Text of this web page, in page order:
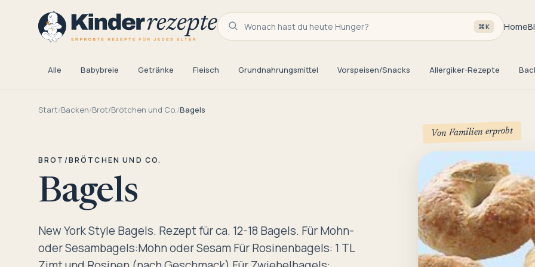
Wonach hast du heute Hunger? ⌘K Home
Alle Babybreie Getränke Fleisch Grundnahrungsmittel Vorspeisen/Snacks Allergiker-Rezepte
Start/Backen/Brot/Brötchen und Co./Bagels
BROT/BRÖTCHEN UND CO.
Bagels
New York Style Bagels. Rezept für ca. 12-18 Bagels. Für Mohn-
oder Sesambagels:Mohn oder Sesam Für Rosinenbagels: 1 TL
Von Familien erprobt